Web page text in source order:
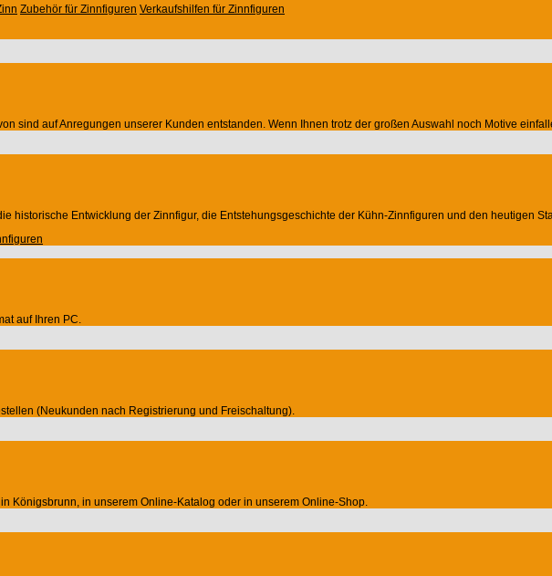
Zubehör für Zinnfiguren Verkaufshilfen für Zinnfiguren
sind auf Anregungen unserer Kunden entstanden. Wenn Ihnen trotz der großen Auswahl noch Motive
historische Entwicklung der Zinnfigur, die Entstehungsgeschichte der Kühn-Zinnfiguren und den heutigen
auf Ihren PC.
(Neukunden nach Registrierung und Freischaltung).
Königsbrunn, in unserem Online-Katalog oder in unserem Online-Shop.